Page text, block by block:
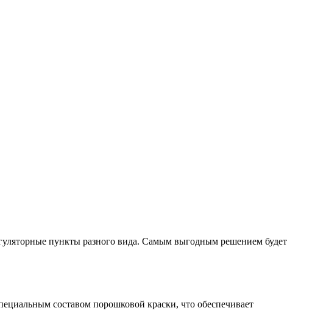
пункты разного вида. Самым выгодным решением будет
составом порошковой краски, что обеспечивает